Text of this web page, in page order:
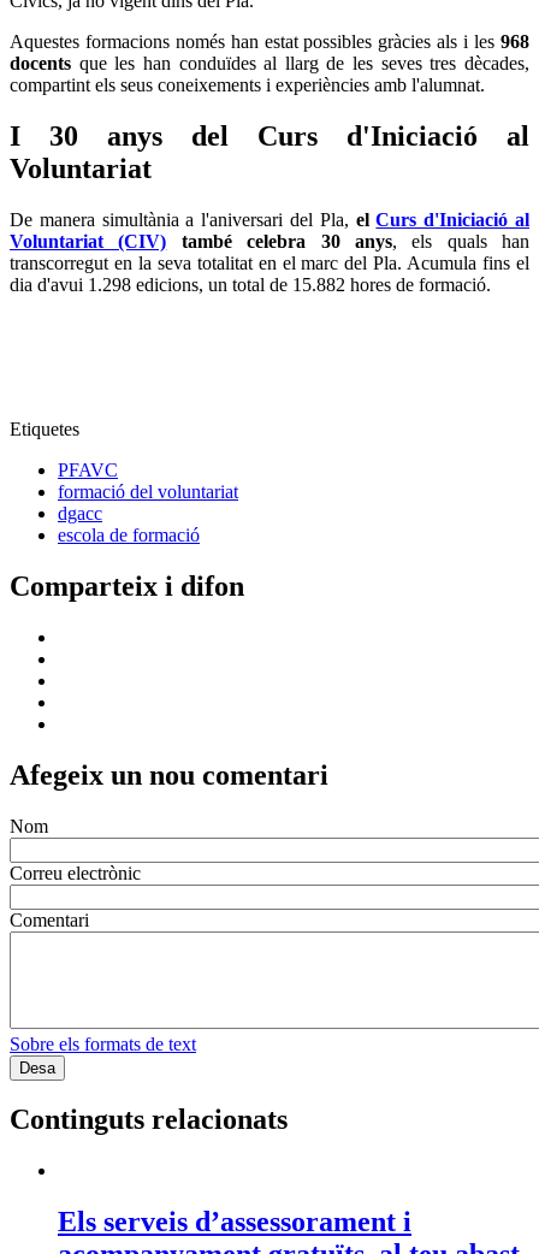
Aquestes formacions només han estat possibles gràcies als i les 968
docents que les han conduïdes al llarg de les seves tres dècades,
compartint els seus coneixements i experiències amb l'alumnat.
I 30 anys del Curs d'Iniciació al
Voluntariat
De manera simultània a l'aniversari del Pla, elCurs d'Iniciació al
Voluntariat (CIV) també celebra 30 anys, els quals han
transcorregut en la seva totalitat en el marc del Pla. Acumula fins el
dia d'avui 1.298 edicions, un total de 15.882 hores de formació.
Etiquetes
PFAVC
formació del voluntariat
dgacc
escola de formació
Comparteix i difon
Afegeix un nou comentari
Nom
Correu electrònic
Comentari
Sobre els formats de text
Continguts relacionats
Els serveis d’assessorament i